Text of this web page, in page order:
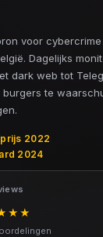
voor
Dagelijks
dark web tot
burgers te
2022
2024